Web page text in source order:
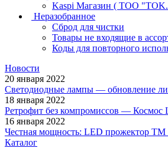
Kaspi Магазин ( ТОО
Неразобранное
Сброд для чистки
Товары не входящие в
Коды для повторного
Новости
20 января 2022
Светодиодные лампы — обновление
18 января 2022
Ретрофит без компромиссов — Космос
16 января 2022
Честная мощность: LED прожектор ТМ
Каталог